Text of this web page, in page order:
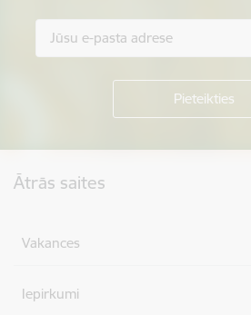
Ātrās saites
Vakances
Iepirkumi